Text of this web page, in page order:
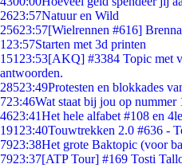
2623:57Natuur en Wild
25623:57[Wielrennen #616]
1 23:57Starten met 3d printen
151 23:53[AKQ] #3384 Topic met
antwoorden.
28523:49Protesten en blokkades
723:46Wat staat bij jou op nummer
4623:41Het hele alfabet #108 en
191 23:40Touwtrekken 2.0 #636 -
7923:38Het grote Baktopic (voor
7923:37[ATP Tour] #169 Tosti